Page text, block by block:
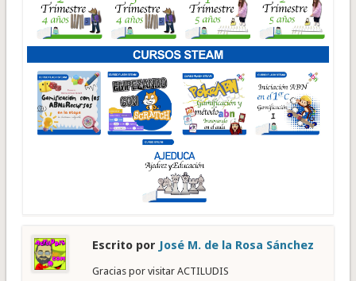
Escrito por José M. de la Rosa Sánchez
Gracias por visitar ACTILUDIS